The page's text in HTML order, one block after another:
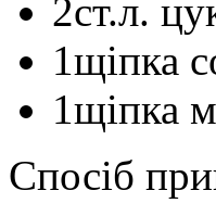
2ст.л.
1щіпка
1щіпка
Спосіб